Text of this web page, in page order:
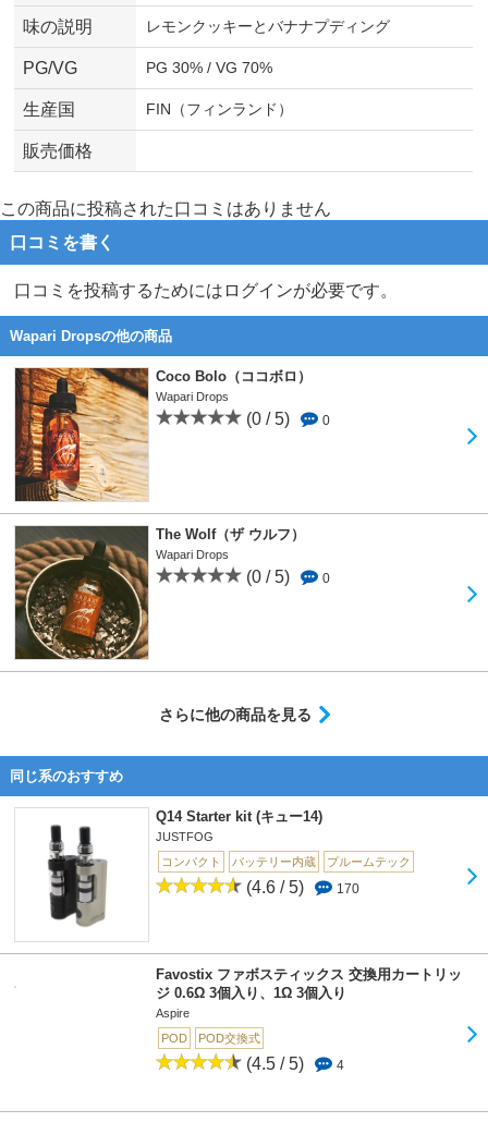
味の説明 レモンクッキーとバナナプディング
PG/VG PG 30% / VG 70%
生産国 FIN（フィンランド）
販売価格
この商品に投稿された口コミはありません
口コミを書く
口コミを投稿するためにはログインが必要です。
Wapari Dropsの他の商品
Coco Bolo（ココボロ）
Wapari Drops
(0 / 5) 0
The Wolf（ザ ウルフ）
Wapari Drops
(0 / 5) 0
さらに他の商品を見る
同じ系のおすすめ
Q14 Starter kit (キュー14)
JUSTFOG
コンパクト
バッテリー内蔵 プルームテック
(4.6 / 5) 170
Favostix ファボスティックス 交換用カートリッ
ジ 0.6Ω 3個入り、1Ω 3個入り
Aspire
POD
POD交換式
(4.5 / 5) 4